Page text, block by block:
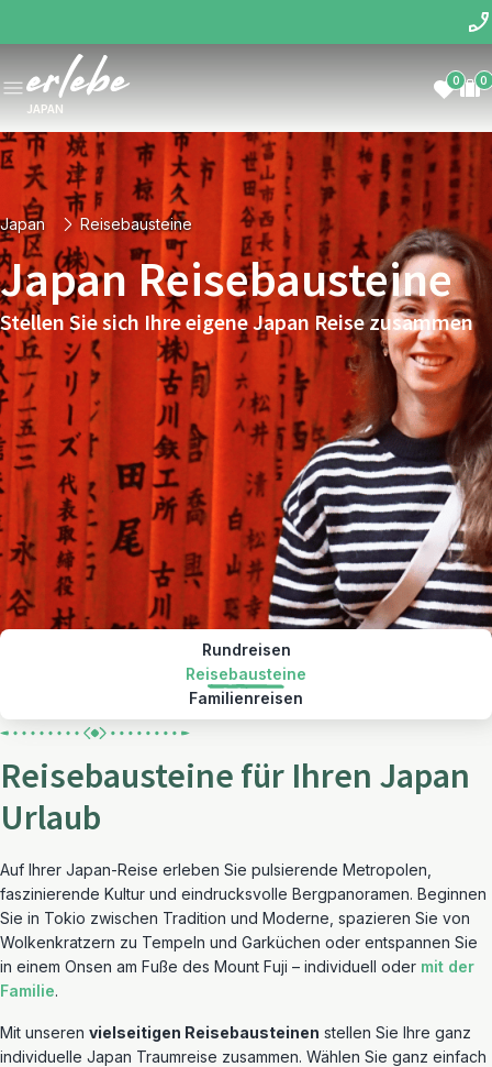
JAPAN
0 0
Japan Reisebausteine
Japan Reisebausteine
Stellen Sie sich Ihre eigene Japan Reise zusammen
Rundreisen
Reisebausteine
Familienreisen
Reisebausteine für Ihren Japan
Urlaub
Auf Ihrer Japan-Reise erleben Sie pulsierende Metropolen,
faszinierende Kultur und eindrucksvolle Bergpanoramen. Beginnen
Sie in Tokio zwischen Tradition und Moderne, spazieren Sie von
Wolkenkratzern zu Tempeln und Garküchen oder entspannen Sie
in einem Onsen am Fuße des Mount Fuji – individuell oder mit der
Familie.
Mit unseren vielseitigen Reisebausteinen stellen Sie Ihre ganz
individuelle Japan Traumreise zusammen. Wählen Sie ganz einfach